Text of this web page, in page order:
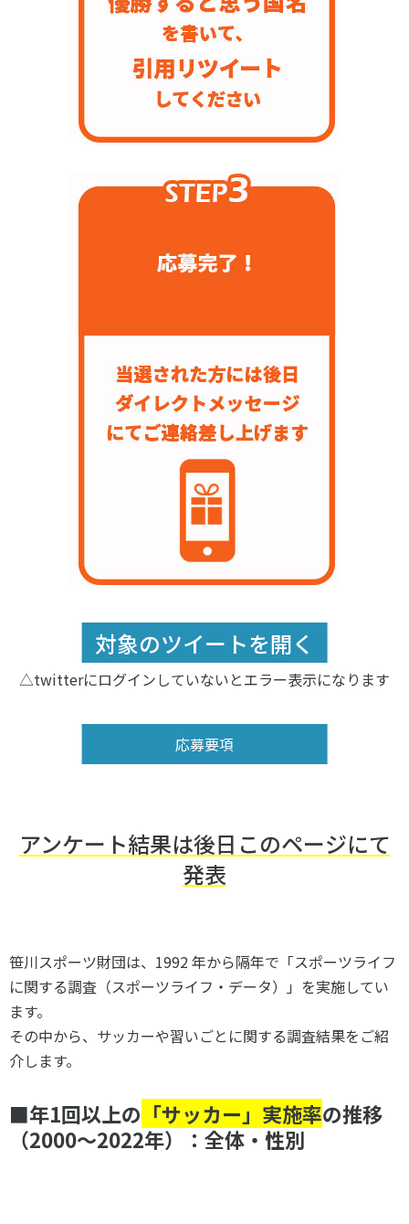
対象のツイートを開く
△twitterにログインしていないとエラー表示になります
応募要項
アンケート結果は後日このページにて
発表
笹川スポーツ財団は、1992 年から隔年で「スポーツライフ
に関する調査（スポーツライフ・データ）」を実施してい
ます。
その中から、サッカーや習いごとに関する調査結果をご紹
介します。
■年1回以上の 「サッカー」実施率の推移
（2000～2022年）：全体・性別